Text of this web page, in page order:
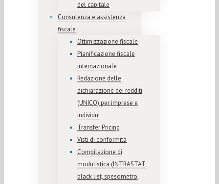
del capitale
Consulenza e assistenza
fiscale
Ottimizzazione fiscale
Pianificazione fiscale
internazionale
Redazione delle
dichiarazione dei redditi
(UNICO) per imprese e
individui
Transfer Pricing
Visti di conformità
Compilazione di
modulistica (INTRASTAT,
black list, spesometro,